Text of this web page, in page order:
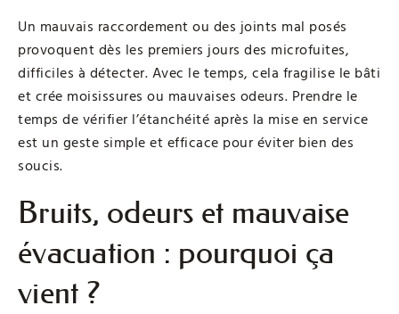
Un mauvais raccordement ou des joints mal posés
provoquent dès les premiers jours des microfuites,
difficiles à détecter. Avec le temps, cela fragilise le bâti
et crée moisissures ou mauvaises odeurs. Prendre le
temps de vérifier l’étanchéité après la mise en service
est un geste simple et efficace pour éviter bien des
soucis.
Bruits, odeurs et mauvaise
évacuation : pourquoi ça
vient ?